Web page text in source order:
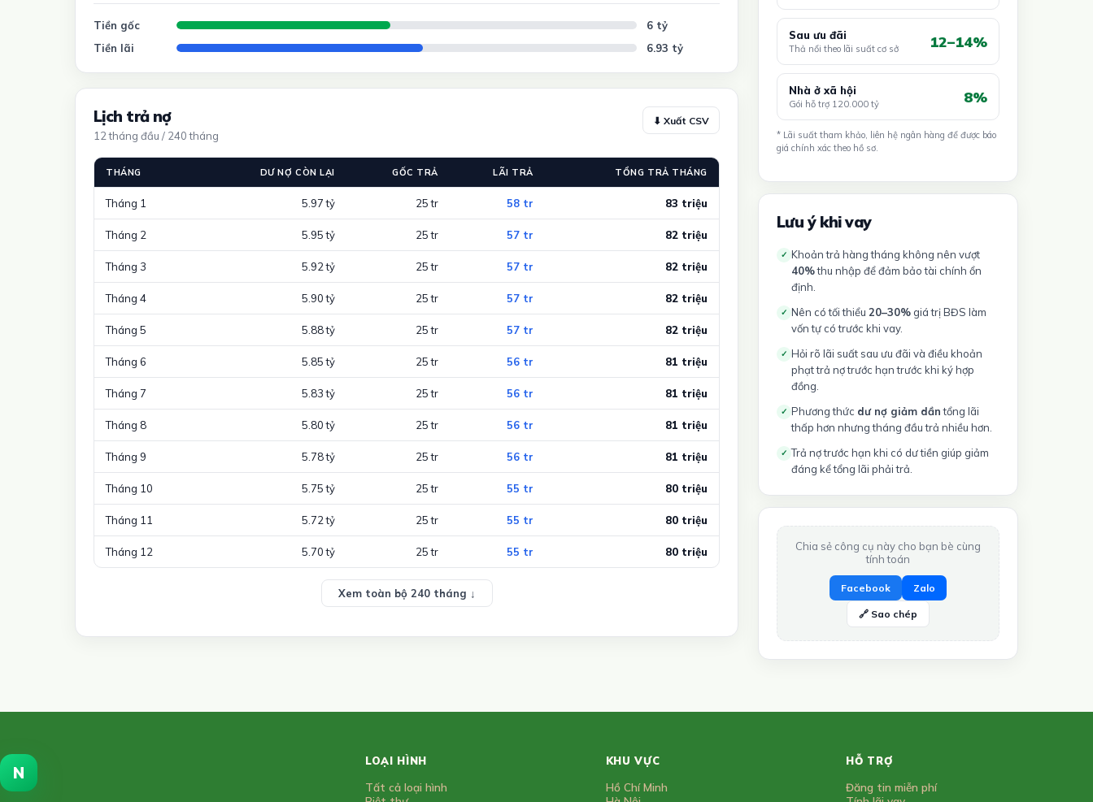
Tiền gốc
6 tỷ
Tiền lãi
6.93 tỷ
Lịch trả nợ
12 tháng đầu / 240 tháng
⬇ Xuất CSV
THÁNG DƯ NỢ CÒN LẠI GỐC TRẢ LÃI TRẢ TỔNG TRẢ THÁNG
Tháng 1 5.97 tỷ 25 tr 58 tr 83 triệu
Tháng 2 5.95 tỷ 25 tr 57 tr 82 triệu
Tháng 3 5.92 tỷ 25 tr 57 tr 82 triệu
Tháng 4 5.90 tỷ 25 tr 57 tr 82 triệu
Tháng 5 5.88 tỷ 25 tr 57 tr 82 triệu
Tháng 6 5.85 tỷ 25 tr 56 tr 81 triệu
Tháng 7 5.83 tỷ 25 tr 56 tr 81 triệu
Tháng 8 5.80 tỷ 25 tr 56 tr 81 triệu
Tháng 9 5.78 tỷ 25 tr 56 tr 81 triệu
Tháng 10 5.75 tỷ 25 tr 55 tr 80 triệu
Tháng 11 5.72 tỷ 25 tr 55 tr 80 triệu
Tháng 12 5.70 tỷ 25 tr 55 tr 80 triệu
Xem toàn bộ 240 tháng ↓
Sau ưu đãi
Thả nổi theo lãi suất cơ sở 12–14%
Nhà ở xã hội
Gói hỗ trợ 120.000 tỷ 8%
* Lãi suất tham khảo, liên hệ ngân hàng để được báo
giá chính xác theo hồ sơ.
Lưu ý khi vay
✓ Khoản trả hàng tháng không nên vượt
40%thu nhập để đảm bảo tài chính ổn
định.
✓ Nên có tối thiểu 20–30% giá trị BĐS làm
vốn tự có trước khi vay.
✓ Hỏi rõ lãi suất sau ưu đãi và điều khoản
phạt trả nợ trước hạn trước khi ký hợp
đồng.
✓ Phương thức dư nợ giảm dầntổng lãi
thấp hơn nhưng tháng đầu trả nhiều hơn.
✓ Trả nợ trước hạn khi có dư tiền giúp giảm
đáng kể tổng lãi phải trả.
Chia sẻ công cụ này cho bạn bè cùng
tính toán
Facebook Zalo
🔗 Sao chép
N
LOẠI HÌNH
Tất cả loại hình
KHU VỰC
Hồ Chí Minh
HỖ TRỢ
Đăng tin miễn phí